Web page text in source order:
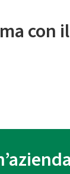
con